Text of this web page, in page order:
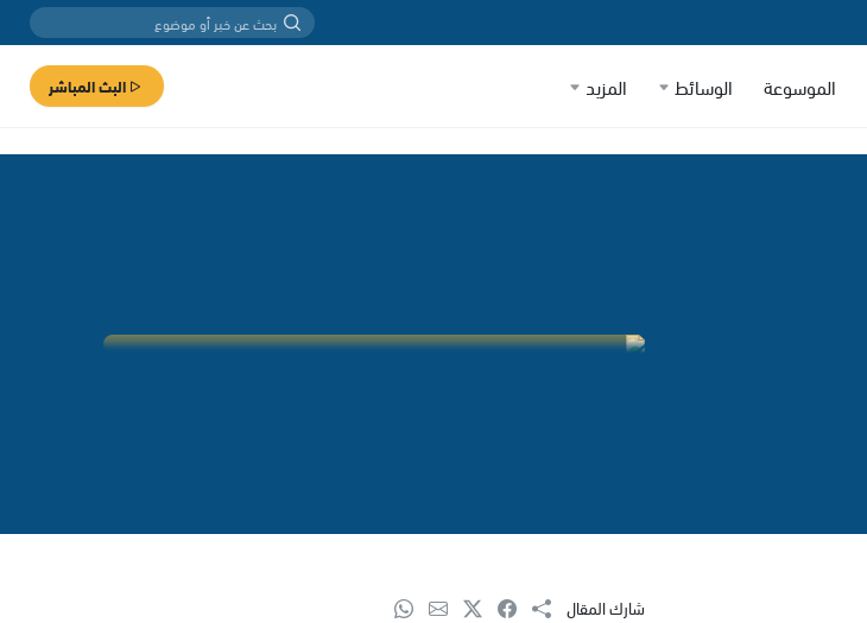
الموسوعة الوسائط المزيد البث المباشر
شارك المقال